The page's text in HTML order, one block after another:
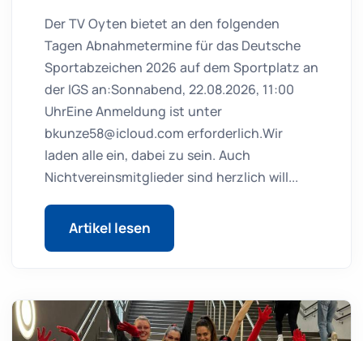
Der TV Oyten bietet an den folgenden
Tagen Abnahmetermine für das Deutsche
Sportabzeichen 2026 auf dem Sportplatz an
der IGS an:Sonnabend, 22.08.2026, 11:00
UhrEine Anmeldung ist unter
bkunze58@icloud.com erforderlich.Wir
laden alle ein, dabei zu sein. Auch
Nichtvereinsmitglieder sind herzlich will...
Artikel lesen